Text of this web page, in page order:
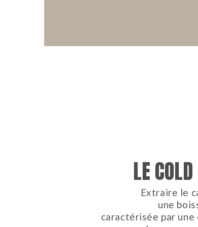
LE
Extraire le
une
caractérisée par une